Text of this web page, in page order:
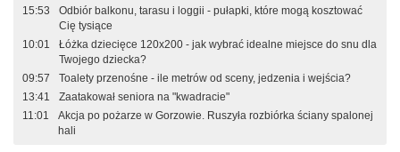
15:53
Odbiór balkonu, tarasu i loggii - pułapki, które mogą kosztować
Cię tysiące
10:01
Łóżka dziecięce 120x200 - jak wybrać idealne miejsce do snu dla
Twojego dziecka?
09:57
Toalety przenośne - ile metrów od sceny, jedzenia i wejścia?
13:41
Zaatakował seniora na "kwadracie"
11:01
Akcja po pożarze w Gorzowie. Ruszyła rozbiórka ściany spalonej
hali